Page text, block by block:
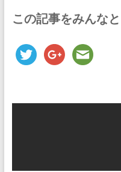
この記事をみんな